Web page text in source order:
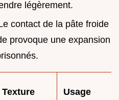
légèrement.
contact de la pâte froide
provoque une expansion
Texture
Usage